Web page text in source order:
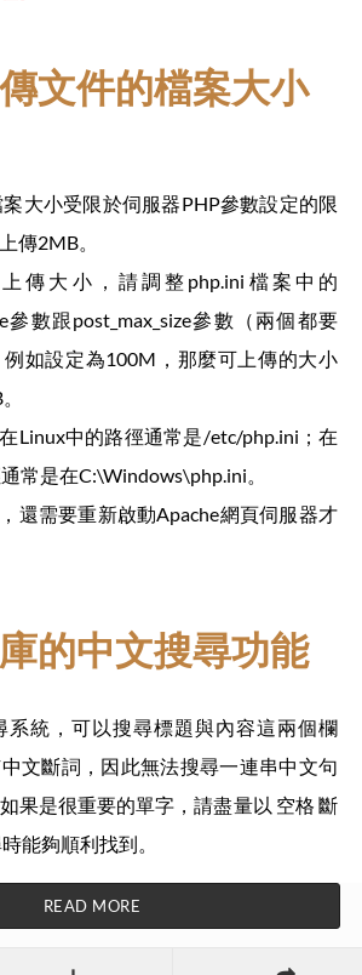
文件的檔案大小
大小受限於伺服器PHP參數設定的限
傳2MB。
傳大小，請調整php.ini檔案中的
參數跟post_max_size參數（兩個都要
如設定為100M，那麼可上傳的大小
Linux中的路徑通常是/etc/php.ini；在
常是在C:\Windows\php.ini。
還需要重新啟動Apache網頁伺服器才
的中文搜尋功能
系統，可以搜尋標題與內容這兩個欄
文斷詞，因此無法搜尋一連串中文句
果是很重要的單字，請盡量以 空格 斷
能夠順利找到。
READ MORE